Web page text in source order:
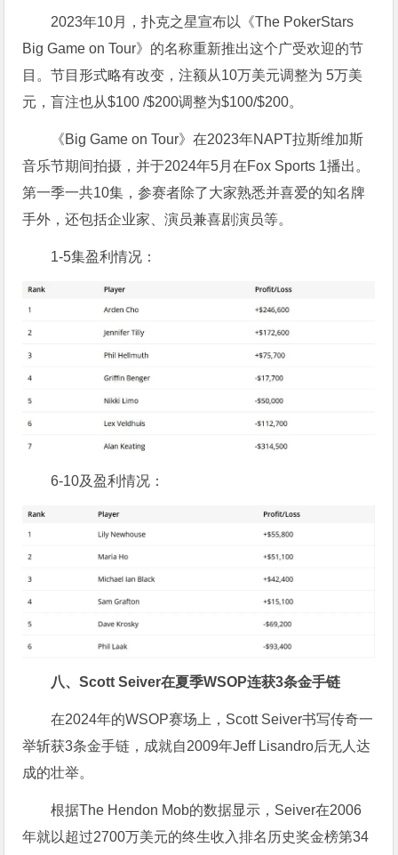
2023年10月，扑克之星宣布以《The PokerStars
Big Game on Tour》的名称重新推出这个广受欢迎的节
目。节目形式略有改变，注额从10万美元调整为 5万美
元，盲注也从$100 /$200调整为$100/$200。
《Big Game on Tour》在2023年NAPT拉斯维加斯
音乐节期间拍摄，并于2024年5月在Fox Sports 1播出。
第一季一共10集，参赛者除了大家熟悉并喜爱的知名牌
手外，还包括企业家、演员兼喜剧演员等。
1-5集盈利情况：
6-10及盈利情况：
八、Scott Seiver在夏季WSOP连获3条金手链
在2024年的WSOP赛场上，Scott Seiver书写传奇一
举斩获3条金手链，成就自2009年Jeff Lisandro后无人达
成的壮举。
根据The Hendon Mob的数据显示，Seiver在2006
年就以超过2700万美元的终生收入排名历史奖金榜第34